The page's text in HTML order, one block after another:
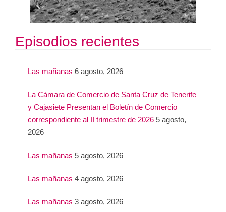
Episodios recientes
Las mañanas 6 agosto, 2026
La Cámara de Comercio de Santa Cruz de Tenerife
y Cajasiete Presentan el Boletín de Comercio
correspondiente al II trimestre de 2026 5 agosto,
2026
Las mañanas 5 agosto, 2026
Las mañanas 4 agosto, 2026
Las mañanas 3 agosto, 2026